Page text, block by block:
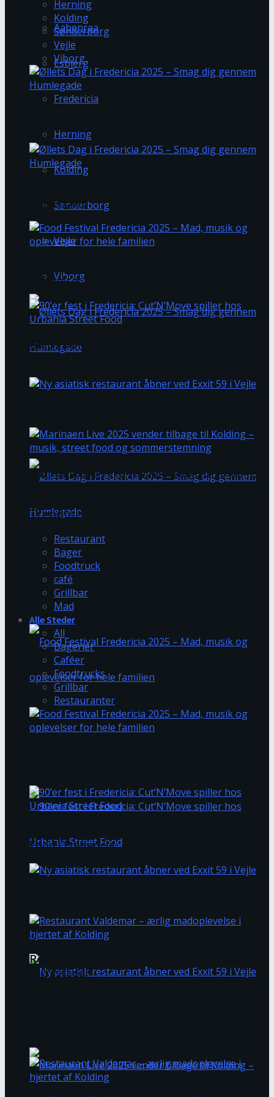
Aabenraa
Esbjerg
Fredericia
Herning
Kolding
Sønderborg
Vejle
Viborg
Food Festival Fredericia 2025 slutter af med
morgenjazz og rundstykker
Øllets Dag i Fredericia 2025 – Smag dig gennem
Humlegade
Food Festival Fredericia 2025 – Mad, musik og
Food i Fredericia
Herning
Kolding
Sønderborg
Vejle
Viborg
Humlegade
oplevelser for hele familien
Gratis koncert med Blå Øjne hos Urbania Street
Marinaen Live 2025 vender tilbage til Kolding –
musik, street food og sommerstemning
Trending Tags
Restaurant
Bager
Foodtruck
café
Grillbar
Mad
Alle Steder
All
Bagerier
Caféer
Foodtrucks
Grillbar
Restauranter
Food i Fredericia
Restaurant i Kolding – her finder du byens
spisesteder